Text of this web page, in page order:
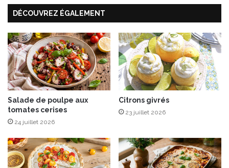
i
e
i
n
d
i
v
i
d
u
e
l
e
-
s
DÉCOUVREZ ÉGALEMENT
Salade de poulpe aux
tomates cerises
24 juillet 2026
Citrons givrés
23 juillet 2026